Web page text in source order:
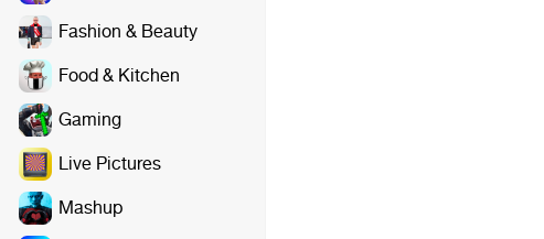
Fashion & Beauty
Food & Kitchen
Gaming
Live Pictures
Mashup